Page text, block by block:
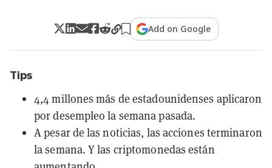
Add on Google
Tips
4,4 millones más de estadounidenses aplicaron
por desempleo la semana pasada.
A pesar de las noticias, las acciones terminaron
la semana. Y las criptomonedas están